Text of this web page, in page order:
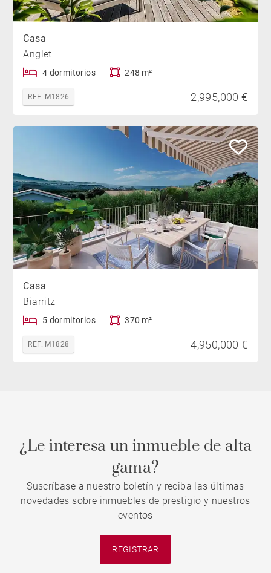
Casa
Anglet
4 dormitorios 248 m²
REF. M1826 2,995,000 €
Casa
Biarritz
5 dormitorios 370 m²
REF. M1828 4,950,000 €
¿Le interesa un inmueble de alta
gama?
Suscríbase a nuestro boletín y reciba las últimas
novedades sobre inmuebles de prestigio y nuestros
eventos
REGISTRAR